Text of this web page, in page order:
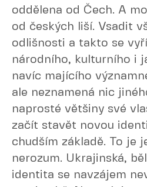
oddělena od Čech. A
od českých liší. Vsadit
odlišnosti a takto se
národního, kulturního i
navíc majícího
ale neznamená nic
naprosté většiny své
začít stavět novou
chudším základě. To je
nerozum. Ukrajinská,
identita se navzájem